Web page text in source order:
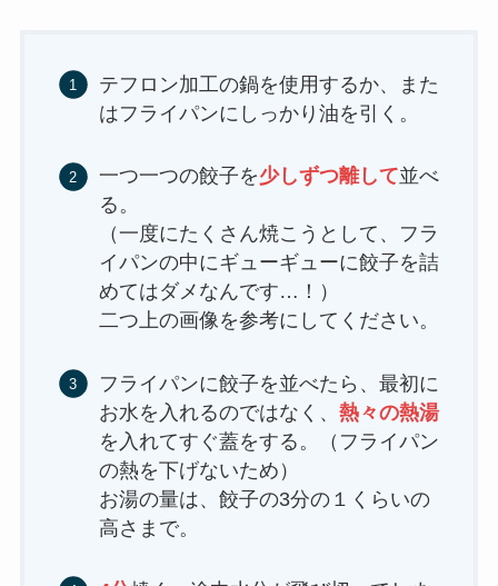
テフロン加工の鍋を使用するか、また
はフライパンにしっかり油を引く。
一つ一つの餃子を少しずつ離して並べ
る。
（一度にたくさん焼こうとして、フラ
イパンの中にギューギューに餃子を詰
めてはダメなんです…！）
二つ上の画像を参考にしてください。
フライパンに餃子を並べたら、最初に
お水を入れるのではなく、熱々の熱湯
を入れてすぐ蓋をする。（フライパン
の熱を下げないため）
お湯の量は、餃子の3分の１くらいの
高さまで。